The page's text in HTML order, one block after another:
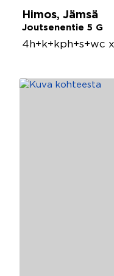
Himos, Jämsä
Joutsenentie 5 G
4h+k+kph+s+wc